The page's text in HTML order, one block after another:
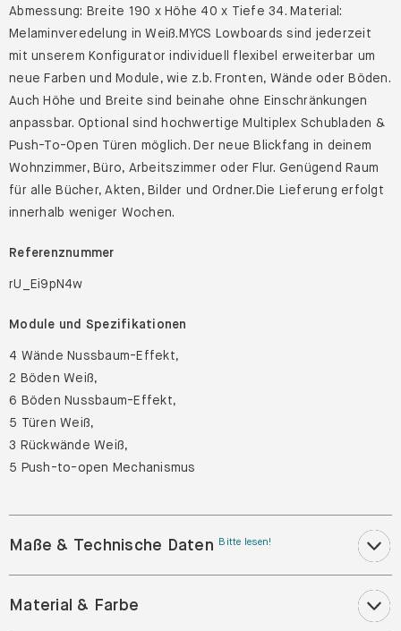
Abmessung: Breite 190 x Höhe 40 x Tiefe 34. Material:
Melaminveredelung in Weiß.MYCS Lowboards sind jederzeit
mit unserem Konfigurator individuell flexibel erweiterbar um
neue Farben und Module, wie z.b. Fronten, Wände oder Böden.
Auch Höhe und Breite sind beinahe ohne Einschränkungen
anpassbar. Optional sind hochwertige Multiplex Schubladen &
Push-To-Open Türen möglich. Der neue Blickfang in deinem
Wohnzimmer, Büro, Arbeitszimmer oder Flur. Genügend Raum
für alle Bücher, Akten, Bilder und Ordner.Die Lieferung erfolgt
innerhalb weniger Wochen.
Referenznummer
rU_Ei9pN4w
Module und Spezifikationen
4 Wände Nussbaum-Effekt,
2 Böden Weiß,
6 Böden Nussbaum-Effekt,
5 Türen Weiß,
3 Rückwände Weiß,
5 Push-to-open Mechanismus
Maße & Technische Daten Bitte lesen!
Material & Farbe